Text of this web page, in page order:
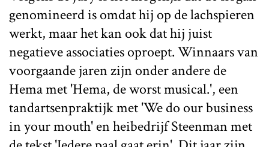
genomineerd is omdat hij op de lachspieren
werkt, maar het kan ook dat hij juist
negatieve associaties oproept. Winnaars van
voorgaande jaren zijn onder andere de
Hema met 'Hema, de worst musical.', een
tandartsenpraktijk met 'We do our business
in your mouth' en heibedrijf Steenman met